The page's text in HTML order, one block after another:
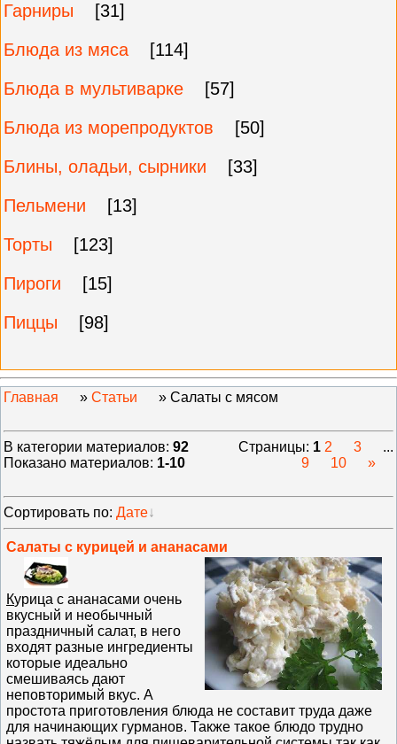
Гарниры
[31]
Блюда из мяса
[114]
Блюда в мультиварке
[57]
Блюда из морепродуктов
[50]
Блины, оладьи, сырники
[33]
Пельмени
[13]
Торты
[123]
Пироги
[15]
Пиццы
[98]
Главная » Статьи » Салаты с мясом
В категории материалов: 92
Показано материалов: 1-10
Страницы: 1 2 3
...
9
10 »
Сортировать по: Дате
Салаты с курицей и ананасами
Курица с ананасами очень
вкусный и необычный
праздничный салат, в него
входят разные ингредиенты
которые идеально
смешиваясь дают
неповторимый вкус. А
простота приготовления блюда не составит труда даже
для начинающих гурманов. Также такое блюдо трудно